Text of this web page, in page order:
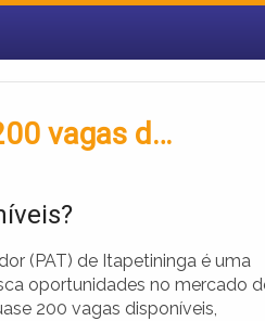
vagas d…
(PAT) de Itapetininga é uma
oportunidades no mercado
200 vagas disponíveis,